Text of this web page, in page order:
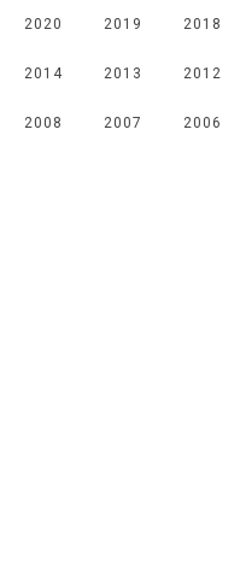
2020 2019 2018
2014 2013 2012
2008 2007 2006